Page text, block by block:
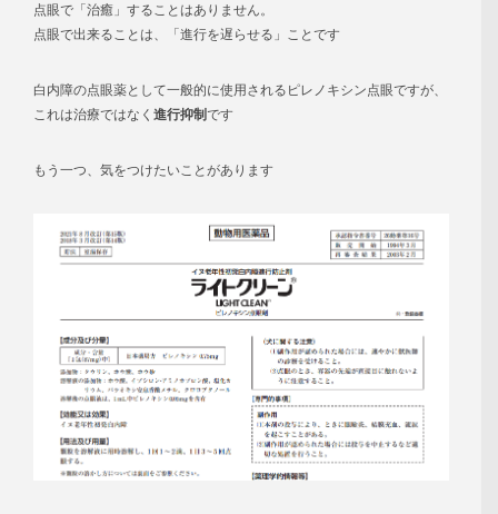
点眼で「治癒」することはありません。
点眼で出来ることは、「進行を遅らせる」ことです
白内障の点眼薬として一般的に使用されるピレノキシン点眼ですが、
これは治療ではなく 進行抑制です
もう一つ、気をつけたいことがあります